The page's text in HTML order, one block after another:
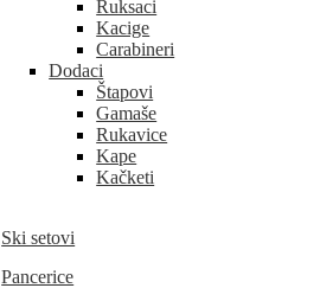
Ruksaci
Kacige
Carabineri
Dodaci
Štapovi
Gamaše
Rukavice
Kape
Kačketi
Ski setovi
Pancerice